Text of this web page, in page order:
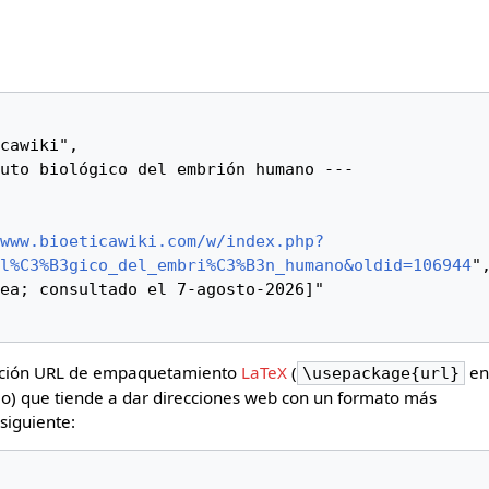
w/index.php?
URL de empaquetamiento LaTeX ( \usepackage{url} en
que tiende a dar direcciones web con un formato más